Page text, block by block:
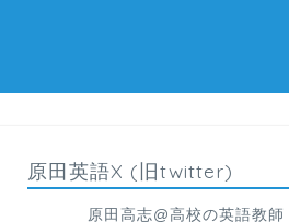
原田英語X (旧twitter)
原田高志@高校の英語教師